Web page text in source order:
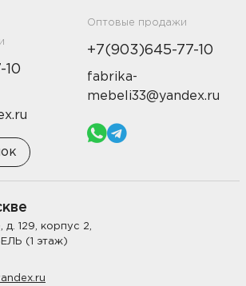
10
Оптовые продажи
+7(903)645-77-10
fabrika-
mebeli33@yandex.ru
129, корпус 2,
(1 этаж)